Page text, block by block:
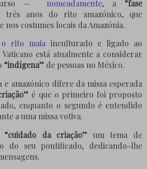
— nomeadamente, a “fase
três anos do rito amazónico, que
costumes locais da Amazónia.
rito maia inculturado e ligado ao
está atualmente a considerar
“indígena” de pessoas no México.
e amazónico difere da missa esperada
é que o primeiro foi proposto
enquanto o segundo é entendido
a uma missa votiva.
“cuidado da criação” um tema de
do seu pontificado, dedicando-lhe